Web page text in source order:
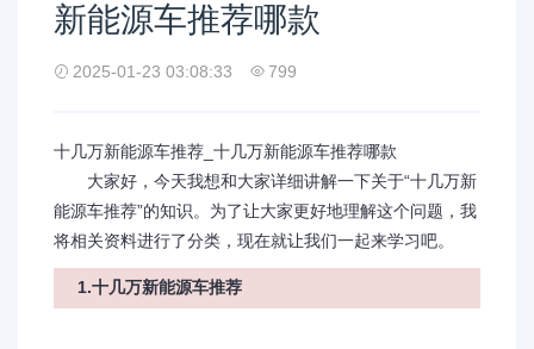
新能源车推荐哪款
2025-01-23 03:08:33 799
十几万新能源车推荐_十几万新能源车推荐哪款
大家好，今天我想和大家详细讲解一下关于“十几万新
能源车推荐”的知识。为了让大家更好地理解这个问题，我
将相关资料进行了分类，现在就让我们一起来学习吧。
1.十几万新能源车推荐